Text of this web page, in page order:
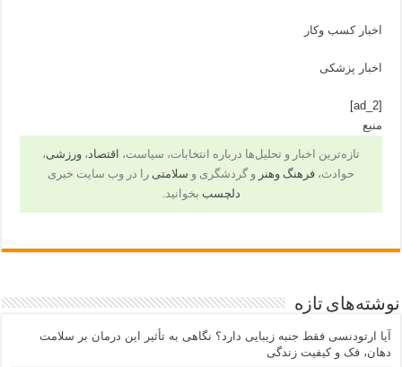
اخبار کسب وکار
اخبار پزشکی
[ad_2]
منبع
تازه‌ترین اخبار و تحلیل‌ها درباره انتخابات، سیاست، اقتصاد، ورزشی،
حوادث، فرهنگ وهنر و گردشگری و سلامتی را در وب سایت خبری
دلچسب بخوانید.
نوشته‌های تازه
آیا ارتودنسی فقط جنبه زیبایی دارد؟ نگاهی به تأثیر این درمان بر سلامت
دهان، فک و کیفیت زندگی